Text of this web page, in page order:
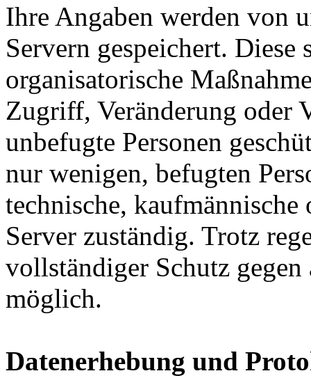
Ihre Angaben werden von
Servern gespeichert.
organisatorische
Zugriff, Veränderung oder
unbefugte Personen
nur wenigen, befugten
technische,
Server zuständig. Trotz
vollständiger Schutz
möglich.
Datenerhebung und